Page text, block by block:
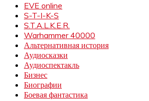
EVE online
S-T-I-K-S
S.T.A.L.K.E.R.
Warhammer 40000
Альтернативная история
Аудиосказки
Аудиоспектакль
Бизнес
Биографии
Боевая фантастика